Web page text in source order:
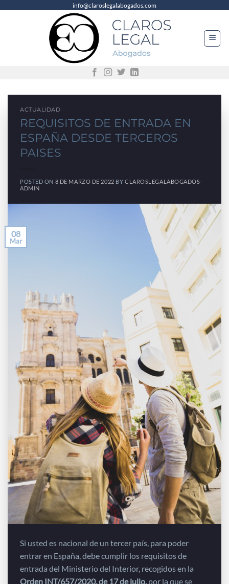
info@claroslegalabogados.com
ACTUALIDAD
REQUISITOS DE ENTRADA EN
ESPAÑA DESDE TERCEROS
PAISES
POSTED ON 8 DE MARZO DE 2022 BY CLAROSLEGALABOGADOS-
ADMIN
08
Mar
Si usted es nacional de un tercer país, para poder
entrar en España, debe cumplir los requisitos de
entrada del Ministerio del Interior, recogidos en la
Orden INT/657/2020, de 17 de julio,por la que se